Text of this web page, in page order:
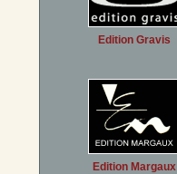
Edition Gravis
Edition Margaux